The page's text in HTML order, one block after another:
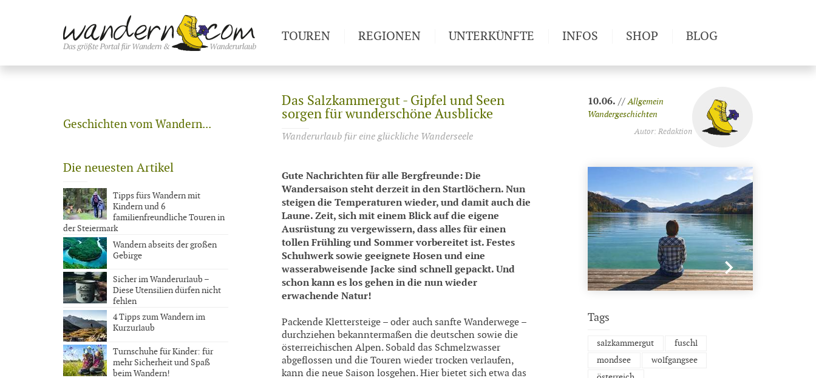
Das Salzkammergut - Gipfel und Seen
sorgen für wunderschöne Ausblicke
Wanderurlaub für eine glückliche Wanderseele
Gute Nachrichten für alle Bergfreunde: Die
Wandersaison steht derzeit in den Startlöchern. Nun
steigen die Temperaturen wieder, und damit auch die
Laune. Zeit, sich mit einem Blick auf die eigene
Ausrüstung zu vergewissern, dass alles für einen
tollen Frühling und Sommer vorbereitet ist. Festes
Schuhwerk sowie geeignete Hosen und eine
wasserabweisende Jacke sind schnell gepackt. Und
schon kann es los gehen in die nun wieder
erwachende Natur!
Packende Klettersteige – oder auch sanfte Wanderwege –
durchziehen bekanntermaßen die deutschen sowie die
österreichischen Alpen. Sobald das Schmelzwasser
abgeflossen und die Touren wieder trocken verlaufen,
kann die neue Saison losgehen. Hier bietet sich etwa das
10.06. //Allgemein
Wandergeschichten
Autor: Redaktion
Tags
salzkammergut
fuschl
mondsee
wolfgangsee
Geschichten vom Wandern...
Die neuesten Artikel
Tipps fürs Wandern mit
Kindern und 6
familienfreundliche Touren in
der Steiermark
Wandern abseits der großen
Gebirge
Sicher im Wanderurlaub –
Diese Utensilien dürfen nicht
fehlen
4 Tipps zum Wandern im
Kurzurlaub
Turnschuhe für Kinder: für
mehr Sicherheit und Spaß
beim Wandern!
TOUREN REGIONEN UNTERKÜNFTE INFOS SHOP BLOG